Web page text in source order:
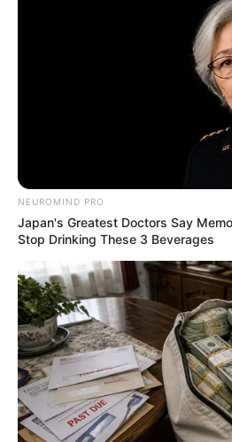
Erase Joint Agony In 7 Days
I Put $20 Into SweepShark To
What Happened
SWEEPSHARK
NEUROMIND PRO
Japan's Greatest Doctors Say
Stop Drinking These 3 Beverages